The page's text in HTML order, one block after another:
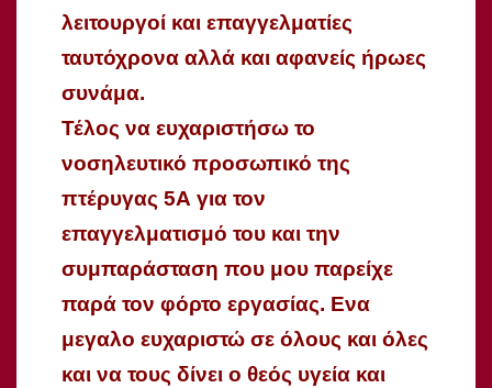
λειτουργοί και επαγγελματίες
ταυτόχρονα αλλά και αφανείς ήρωες
συνάμα.
Τέλος να ευχαριστήσω το
νοσηλευτικό προσωπικό της
πτέρυγας 5Α για τον
επαγγελματισμό του και την
συμπαράσταση που μου παρείχε
παρά τον φόρτο εργασίας. Ενα
μεγαλο ευχαριστώ σε όλους και όλες
και να τους δίνει ο θεός υγεία και